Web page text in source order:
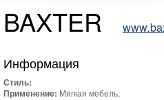
BAXTER
Информация
Стиль:
Применение: Мягкая мебель;